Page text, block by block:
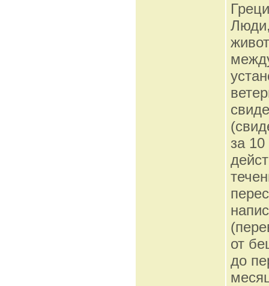
за 10
от
до